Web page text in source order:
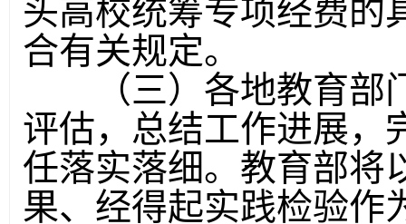
头高校统筹专项经费的
合有关规定。
（三）各地教育部
评估，总结工作进展，
任落实落细。教育部将
果、经得起实践检验作